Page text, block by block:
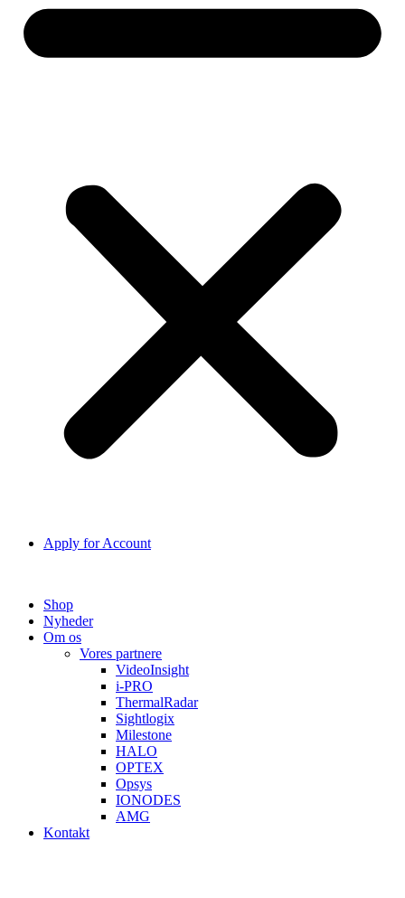
Apply for Account
Shop
Nyheder
Om os
Vores partnere
VideoInsight
i-PRO
ThermalRadar
Sightlogix
Milestone
HALO
OPTEX
Opsys
IONODES
AMG
Kontakt